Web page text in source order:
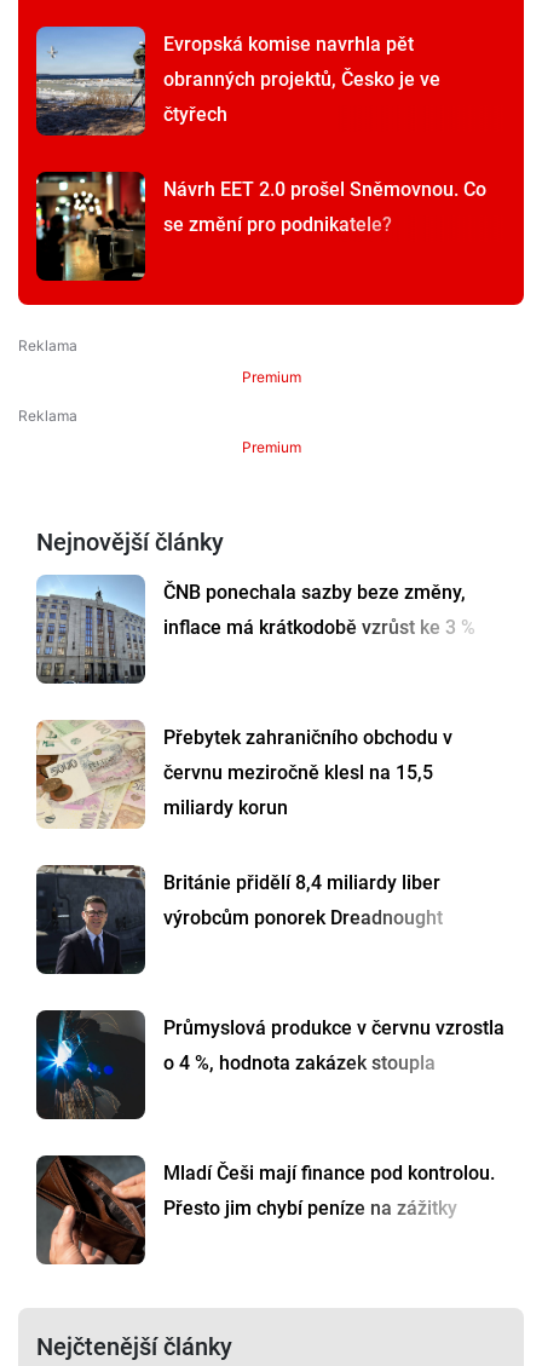
Evropská komise navrhla pět
obranných projektů, Česko je ve
čtyřech
Návrh EET 2.0 prošel Sněmovnou. Co
se změní pro podnikatele?
Premium
Premium
Nejnovější články
ČNB ponechala sazby beze změny,
inflace má krátkodobě vzrůst ke 3 %
Přebytek zahraničního obchodu v
červnu meziročně klesl na 15,5
miliardy korun
Británie přidělí 8,4 miliardy liber
výrobcům ponorek Dreadnought
Průmyslová produkce v červnu vzrostla
o 4 %, hodnota zakázek stoupla
Mladí Češi mají finance pod kontrolou.
Přesto jim chybí peníze na zážitky
Nejčtenější články